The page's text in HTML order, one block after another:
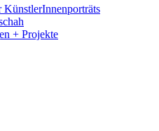
KünstlerInnenporträts
+ Projekte